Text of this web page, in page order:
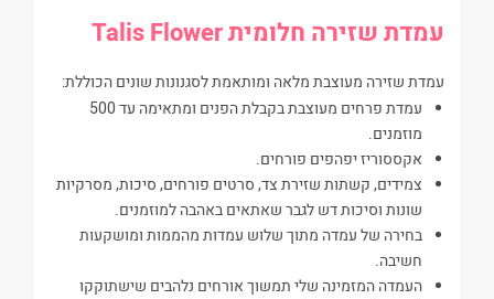
עמדת שזירה חלומית Talis Flower
עמדת שזירה מעוצבת מלאה ומותאמת לסגנונות שונים הכוללת:
עמדת פרחים מעוצבת בקבלת הפנים ומתאימה עד 500
מוזמנים.
אקססוריז יפהפים פורחים.
צמידים, קשתות שזירת צד, סרטים פורחים, סיכות, מסרקיות
שונות וסיכות דש לגבר שאתאים באהבה למוזמנים.
בחירה של עמדה מתוך שלוש עמדות מהממות ומושקעות
חשיבה.
העמדה המזמינה שלי תמשוך אורחים נלהבים שישתוקקו